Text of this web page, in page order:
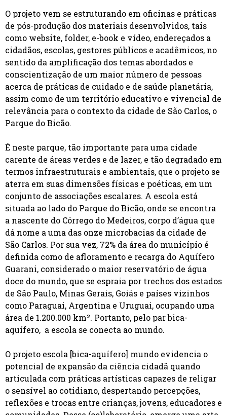
O projeto vem se estruturando em oficinas e práticas
de pós-produção dos materiais desenvolvidos, tais
como website, folder, e-book e vídeo, endereçados a
cidadãos, escolas, gestores públicos e acadêmicos, no
sentido da amplificação dos temas abordados e
conscientização de um maior número de pessoas
acerca de práticas de cuidado e de saúde planetária,
assim como de um território educativo e vivencial de
relevância para o contexto da cidade de São Carlos, o
Parque do Bicão.
É neste parque, tão importante para uma cidade
carente de áreas verdes e de lazer, e tão degradado em
termos infraestruturais e ambientais, que o projeto se
aterra em suas dimensões físicas e poéticas, em um
conjunto de associações escalares. A escola está
situada ao lado do Parque do Bicão, onde se encontra
a nascente do Córrego do Medeiros, corpo d’água que
dá nome a uma das onze microbacias da cidade de
São Carlos. Por sua vez, 72% da área do município é
definida como de afloramento e recarga do Aquífero
Guarani, considerado o maior reservatório de água
doce do mundo, que se espraia por trechos dos estados
de São Paulo, Minas Gerais, Goiás e países vizinhos
como Paraguai, Argentina e Uruguai, ocupando uma
área de 1.200.000 km². Portanto, pelo par bica-
aquífero, a escola se conecta ao mundo.
O projeto escola [bica-aquífero] mundo evidencia o
potencial de expansão da ciência cidadã quando
articulada com práticas artísticas capazes de religar
o sensível ao cotidiano, despertando percepções,
reflexões e trocas entre crianças, jovens, educadores e